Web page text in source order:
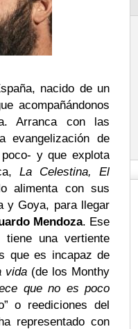
nacido de un
acompañándonos
Arranca con las
evangelización de
y que explota
La Celestina, El
alimenta con sus
y Goya, para llegar
Mendoza. Ese
una vertiente
que es incapaz de
vida (de los Monthy
que no es poco
o reediciones del
representado con